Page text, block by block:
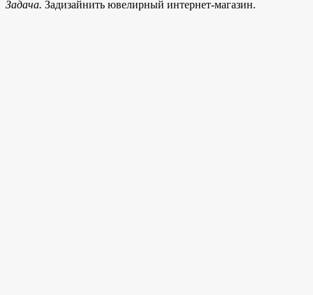
Задача. Задизайнить ювелирный интернет-магазин.